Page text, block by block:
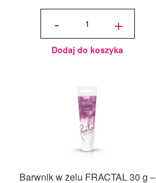
-
ilość
olejowy
Colour
E171 -
Baby
ml
+
Dodaj do koszyka
Barwnik w żelu FRACTAL 30 g –